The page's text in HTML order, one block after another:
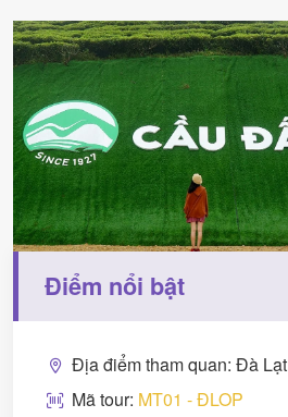
Điểm nổi bật
Địa điểm tham quan: Đà Lạt
Mã tour: MT01 - ĐLOP